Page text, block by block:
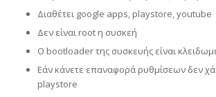
Διαθέτει google apps, playstore, youtube
Δεν είναι root η συσκεή
Ο bootloader της συσκευής είναι
Εάν κάνετε επαναφορά ρυθμίσεων δεν
playstore